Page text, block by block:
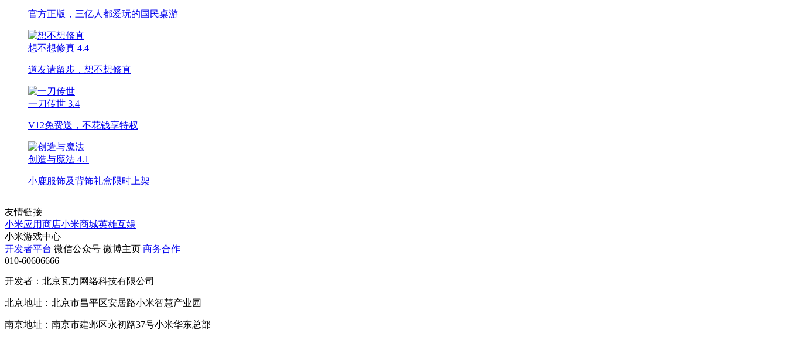
官方正版，三亿人都爱玩的国民桌游
想不想修真 4.4
道友请留步，想不想修真
一刀传世 3.4
V12免费送，不花钱享特权
创造与魔法 4.1
小鹿服饰及背饰礼盒限时上架
友情链接
小米应用商店小米商城英雄互娱
小米游戏中心
开发者平台 微信公众号 微博主页 商务合作
010-60606666
开发者：北京瓦力网络科技有限公司
北京地址：北京市昌平区安居路小米智慧产业园
南京地址：南京市建邺区永初路37号小米华东总部